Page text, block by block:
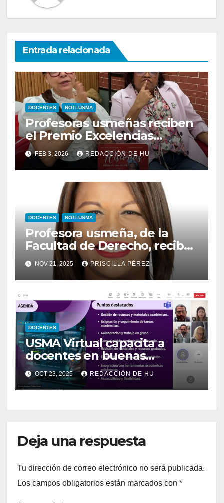
Entrada relacionada
DOCENTES NOTI-USMA
Profesoras usmeñas reciben
el Premio Excelencias
Gourmet 2025
FEB 3, 2026 REDACCIÓN DE HU
DOCENTES NOTI-USMA
Profesora usmeña, de la
Facultad de Derecho, recibe
reconocimiento
internacional en el Legal 500
NOV 21, 2025 PRISCILLA PÉREZ
DOCENTES
USMA Virtual capacita a
docentes en buenas
prácticas de MS Teams
OCT 23, 2025 REDACCIÓN DE HU
Deja una respuesta
Tu dirección de correo electrónico no será publicada.
Los campos obligatorios están marcados con *